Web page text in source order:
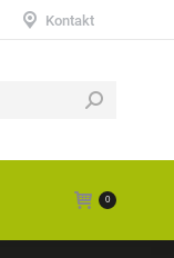
Kontakt
0